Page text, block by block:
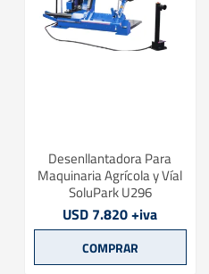
Desenllantadora Para
Maquinaria Agrícola y Víal
SoluPark U296
USD 7.820 +iva